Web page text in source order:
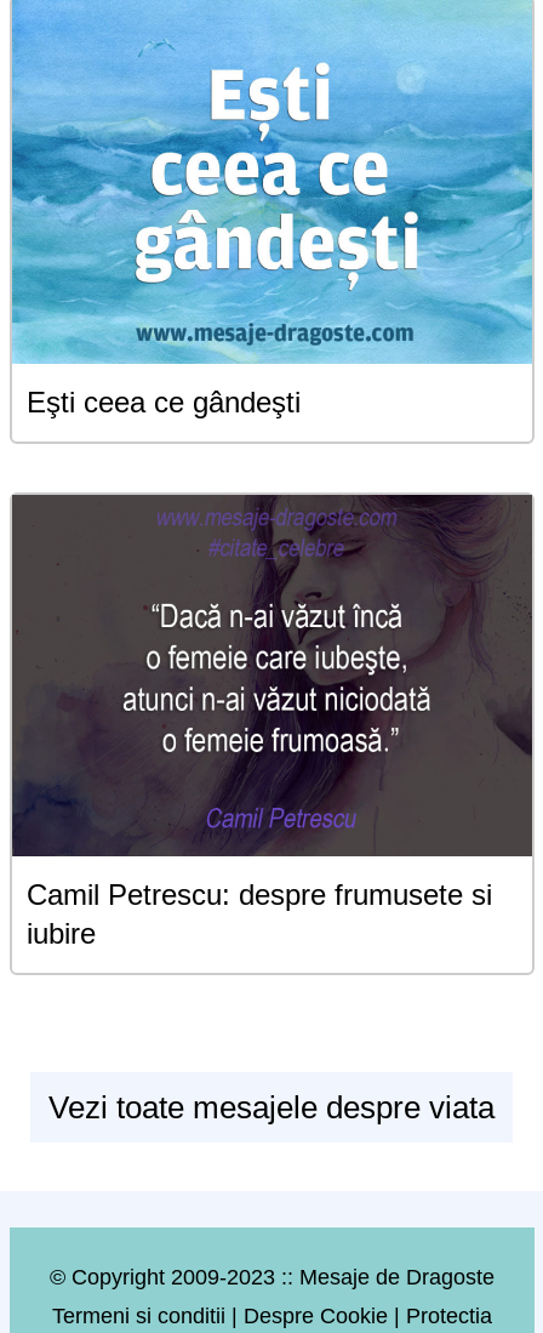
Eşti ceea ce gândeşti
Camil Petrescu: despre frumusete si
iubire
Vezi toate mesajele despre viata
© Copyright 2009-2023 :: Mesaje de Dragoste
Termeni si conditii | Despre Cookie| Protectia